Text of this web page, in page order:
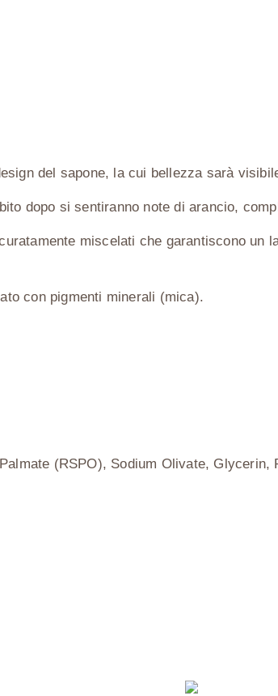
del sapone, la cui bellezza sarà
dopo si sentiranno note di arancio,
miscelati che garantiscono
con pigmenti minerali (mica).
(RSPO), Sodium Olivate,